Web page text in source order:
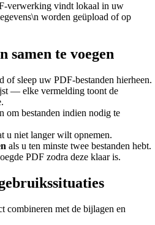
verwerking vindt lokaal in uw
worden geüpload of op
samen te voegen
of sleep uw PDF-bestanden hierheen.
— elke vermelding toont de
om bestanden indien nodig te
u niet langer wilt opnemen.
als u ten minste twee bestanden hebt.
PDF zodra deze klaar is.
combineren met de bijlagen en